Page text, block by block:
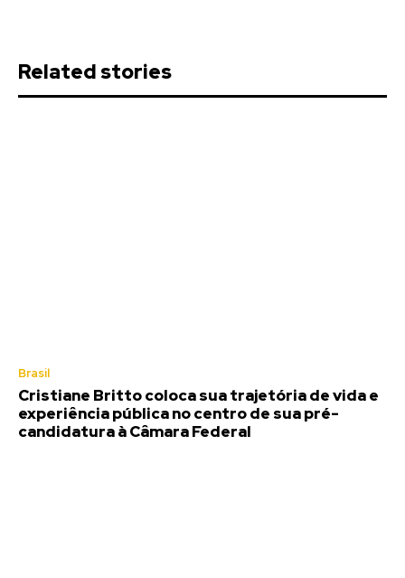
Related stories
Brasil
Cristiane Britto coloca sua trajetória de vida e
experiência pública no centro de sua pré-
candidatura à Câmara Federal